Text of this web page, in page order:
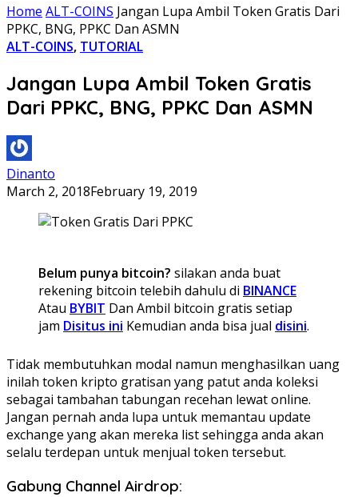
Home ALT-COINS Jangan Lupa Ambil Token Gratis Dari
PPKC, BNG, PPKC Dan ASMN
ALT-COINS, TUTORIAL
Jangan Lupa Ambil Token Gratis
Dari PPKC, BNG, PPKC Dan ASMN
Dinanto
March 2, 2018February 19, 2019
Belum punya bitcoin? silakan anda buat
rekening bitcoin telebih dahulu di BINANCE
Atau BYBIT Dan Ambil bitcoin gratis setiap
jam Disitus ini Kemudian anda bisa jual disini.
Tidak membutuhkan modal namun menghasilkan uang
inilah token kripto gratisan yang patut anda koleksi
sebagai tambahan tabungan recehan lewat online.
Jangan pernah anda lupa untuk memantau update
exchange yang akan mereka list sehingga anda akan
selalu terdepan untuk menjual token tersebut.
Gabung Channel Airdrop: